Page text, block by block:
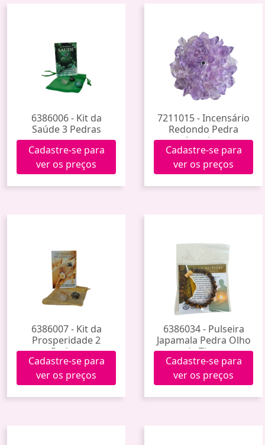
6386006 - Kit da
Saúde 3 Pedras
Cadastre-se para
ver os preços
7211015 - Incensário
Redondo Pedra
Ametista
Cadastre-se para
ver os preços
6386007 - Kit da
Prosperidade 2
Pedras
Cadastre-se para
ver os preços
6386034 - Pulseira
Japamala Pedra Olho
de Tigre
Cadastre-se para
ver os preços